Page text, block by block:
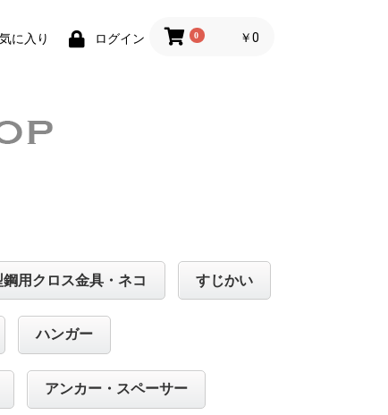
に入り ログイン 0 ￥0
鋼用クロス金具・ネコ すじかい
ハンガー
アンカー・スペーサー